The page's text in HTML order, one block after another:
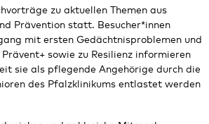
zu aktuellen Themen aus
Prävention statt. Besucher*innen
mit ersten Gedächtnisproblemen und
sowie zu Resilienz informieren
sie als pflegende Angehörige durch die
des Pfalzklinikums entlastet werden